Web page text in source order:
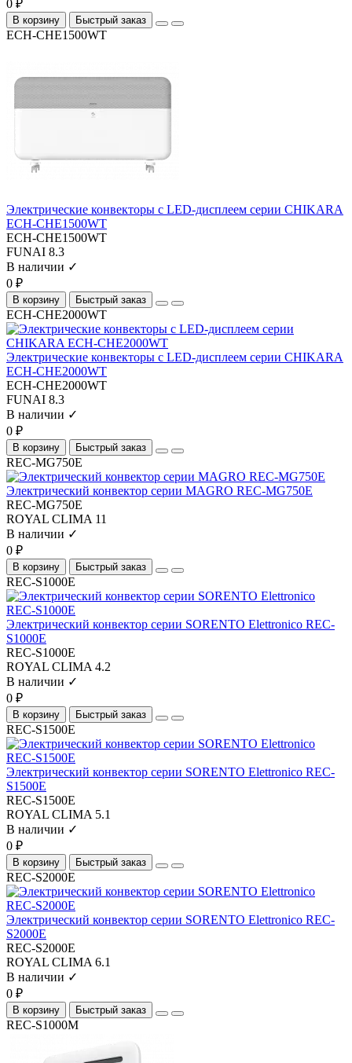
0 ₽
В корзину Быстрый заказ
ECH-CHE1500WT
Электрические конвекторы с LED-дисплеем серии CHIKARA
ECH-CHE1500WT
ECH-CHE1500WT
FUNAI 8.3
В наличии ✓
0 ₽
В корзину Быстрый заказ
ECH-CHE2000WT
Электрические конвекторы с LED-дисплеем серии CHIKARA
ECH-CHE2000WT
ECH-CHE2000WT
FUNAI 8.3
В наличии ✓
0 ₽
В корзину Быстрый заказ
REC-MG750E
Электрический конвектор серии MAGRO REC-MG750E
REC-MG750E
ROYAL CLIMA 11
В наличии ✓
0 ₽
В корзину Быстрый заказ
REC-S1000E
Электрический конвектор серии SORENTO Elettronico REC-
S1000E
REC-S1000E
ROYAL CLIMA 4.2
В наличии ✓
0 ₽
В корзину Быстрый заказ
REC-S1500E
Электрический конвектор серии SORENTO Elettronico REC-
S1500E
REC-S1500E
ROYAL CLIMA 5.1
В наличии ✓
0 ₽
В корзину Быстрый заказ
REC-S2000E
Электрический конвектор серии SORENTO Elettronico REC-
S2000E
REC-S2000E
ROYAL CLIMA 6.1
В наличии ✓
0 ₽
В корзину Быстрый заказ
REC-S1000M